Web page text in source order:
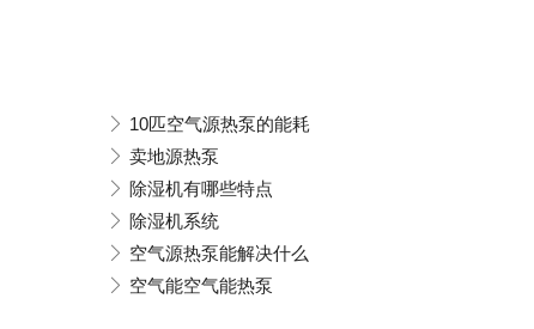
10匹空气源热泵的能耗
卖地源热泵
除湿机有哪些特点
除湿机系统
空气源热泵能解决什么
空气能空气能热泵